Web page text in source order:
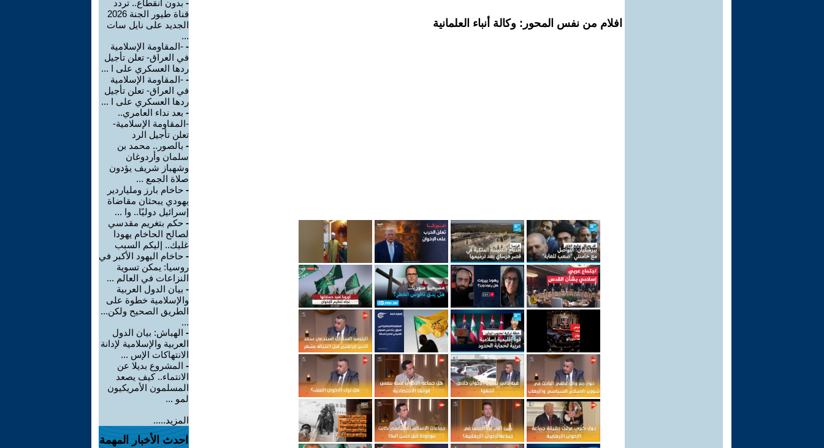
افلام من نفس المحور: وكالة أنباء العلمانية
- بدون انقطاع.. تردد
قناة طيور الجنة 2026
الجديد على نايل سات
...
- -المقاومة الإسلامية
في العراق- تعلن تأجيل
ردها العسكري على ا ...
- -المقاومة الإسلامية
في العراق- تعلن تأجيل
ردها العسكري على ا ...
- بعد نداء العامري..
-المقاومة الإسلامية-
تعلن تأجيل الرد
- بالصور.. محمد بن
سلمان وأردوغان
وشهباز شريف يؤدون
صلاة الجمع ...
- حاخام بارز وملياردير
يهودي يبحثان مقاضاة
إسرائيل دوليًا.. وا ...
- حكم بتغريم مقدسي
لصالح الحاخام يهودا
غليك.. إليكم السبب
- حاخام اليهود الأكبر في
روسيا: يمكن تسوية
النزاعات في العالم ...
- بيان الدول العربية
والإسلامية خطوة على
الطريق الصحيح ولكن...
...
- الهباش: بيان الدول
العربية والإسلامية لإدانة
الانتهاكات الإس ...
- المشروع بديلا عن
الانتماء.. كيف يصعد
المسلمون الأمريكيون
لمو ...
المزيد.....
احدث الأخبار المهمة